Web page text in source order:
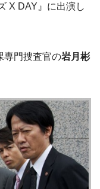
X DAY』に出演し
専門捜査官の岩月彬